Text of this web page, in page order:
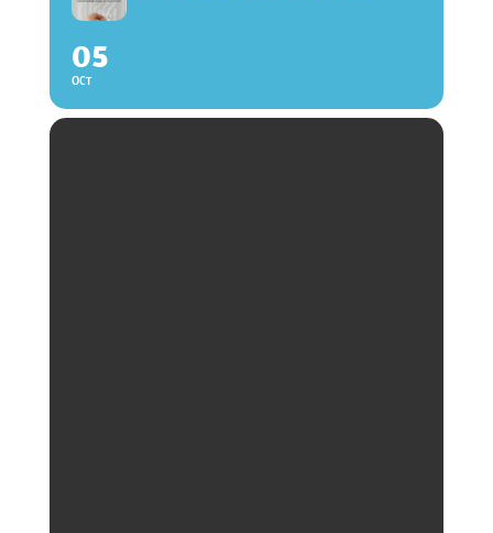
05
OCT